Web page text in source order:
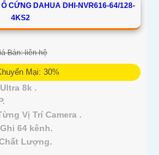
CỨNG DAHUA DHI-NVR616-64/128-
4KS2
Bán: liên hệ
Mại: 30%
Ultra 8k .
Vị Trí Camera .
64 kênh.
Lượng.